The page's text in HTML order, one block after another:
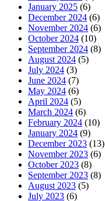
January 2025 (6)
December 2024 (6)
November 2024 (6)
October 2024 (10)
September 2024 (8)
August 2024 (5)
July 2024 (3)
June 2024 (7)
May 2024 (6)
April 2024 (5)
March 2024 (6)
February 2024 (10)
January 2024 (9)
December 2023 (13)
November 2023 (6)
October 2023 (8)
September 2023 (8)
August 2023 (5)
July 2023 (6)